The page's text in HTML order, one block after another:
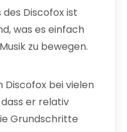
Discofox ist
was es einfach
zu bewegen.
Discofox bei vielen
er relativ
Grundschritte